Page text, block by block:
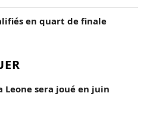
en quart de finale
Leone sera joué en juin